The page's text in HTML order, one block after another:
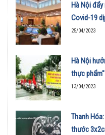
Hà Nội
Covid-19
25/04/2023
Hà Nội
thực
13/04/2023
Thanh
thước